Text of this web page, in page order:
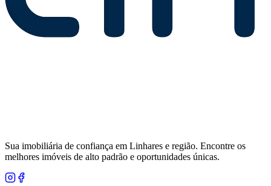
Sua imobiliária de confiança em Linhares e região. Encontre os
melhores imóveis de alto padrão e oportunidades únicas.